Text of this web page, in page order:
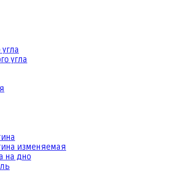
угла
изменяемая
на дно